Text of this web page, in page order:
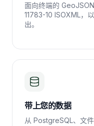
面向终端的
11783-10 ISOXML，
出。
带上您的数据
从 PostgreSQL、文